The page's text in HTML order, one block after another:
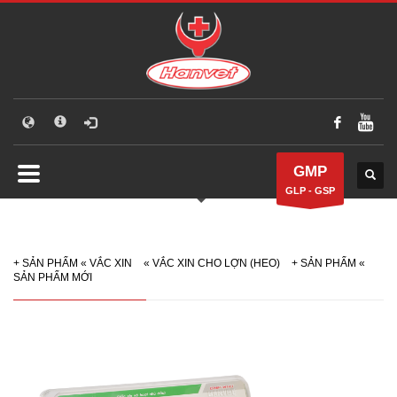
GMP
GLP - GSP
+ SẢN PHẨM « VẮC XIN « VẮC XIN CHO LỢN (HEO) + SẢN PHẨM «
SẢN PHẨM MỚI